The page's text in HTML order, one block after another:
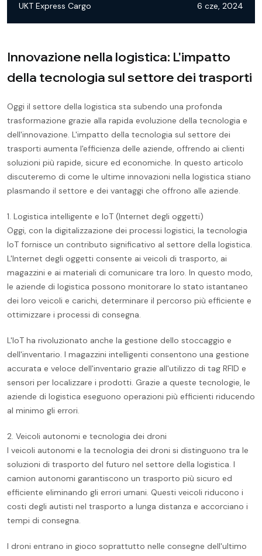
UKT Express Cargo 6 cze, 2024
Innovazione nella logistica: L'impatto
della tecnologia sul settore dei trasporti
Oggi il settore della logistica sta subendo una profonda
trasformazione grazie alla rapida evoluzione della tecnologia e
dell'innovazione. L'impatto della tecnologia sul settore dei
trasporti aumenta l'efficienza delle aziende, offrendo ai clienti
soluzioni più rapide, sicure ed economiche. In questo articolo
discuteremo di come le ultime innovazioni nella logistica stiano
plasmando il settore e dei vantaggi che offrono alle aziende.
1. Logistica intelligente e IoT (Internet degli oggetti)
Oggi, con la digitalizzazione dei processi logistici, la tecnologia
IoT fornisce un contributo significativo al settore della logistica.
L'Internet degli oggetti consente ai veicoli di trasporto, ai
magazzini e ai materiali di comunicare tra loro. In questo modo,
le aziende di logistica possono monitorare lo stato istantaneo
dei loro veicoli e carichi, determinare il percorso più efficiente e
ottimizzare i processi di consegna.
L'IoT ha rivoluzionato anche la gestione dello stoccaggio e
dell'inventario. I magazzini intelligenti consentono una gestione
accurata e veloce dell'inventario grazie all'utilizzo di tag RFID e
sensori per localizzare i prodotti. Grazie a queste tecnologie, le
aziende di logistica eseguono operazioni più efficienti riducendo
al minimo gli errori.
2. Veicoli autonomi e tecnologia dei droni
I veicoli autonomi e la tecnologia dei droni si distinguono tra le
soluzioni di trasporto del futuro nel settore della logistica. I
camion autonomi garantiscono un trasporto più sicuro ed
efficiente eliminando gli errori umani. Questi veicoli riducono i
costi degli autisti nel trasporto a lunga distanza e accorciano i
tempi di consegna.
I droni entrano in gioco soprattutto nelle consegne dell'ultimo